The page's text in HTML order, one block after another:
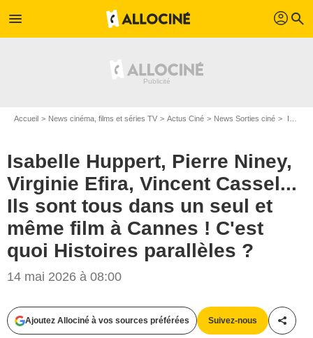
menu profil search
Accueil News cinéma, films et séries TV Actus Ciné News Sorties ciné Isabelle Huppert, Pierre Niney, Virginie Efira, Vincent Cassel... Ils sont tous dans un seul et même film à Cannes ! C'est quoi Histoires parallèles ?
Isabelle Huppert, Pierre Niney,
Virginie Efira, Vincent Cassel...
Ils sont tous dans un seul et
même film à Cannes ! C'est
quoi Histoires parallèles ?
14 mai 2026 à 08:00
Ajoutez Allociné à vos sources préférées Suivez-nous